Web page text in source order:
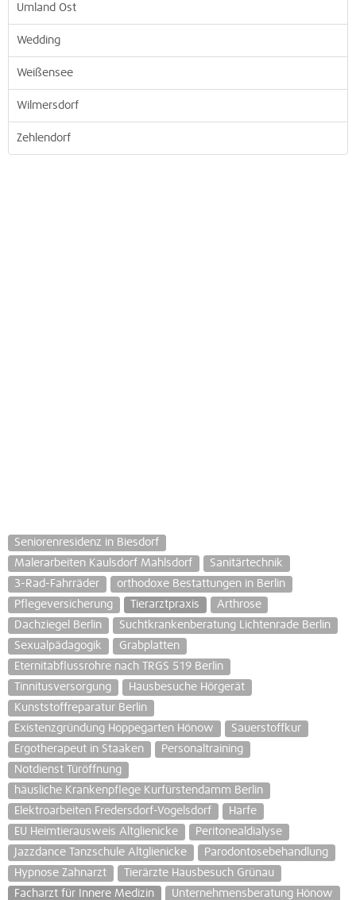
Umland Ost
Wedding
Weißensee
Wilmersdorf
Zehlendorf
Seniorenresidenz in Biesdorf
Malerarbeiten Kaulsdorf Mahlsdorf
Sanitärtechnik
3-Rad-Fahrräder
orthodoxe Bestattungen in Berlin
Pflegeversicherung
Tierarztpraxis
Arthrose
Dachziegel Berlin
Suchtkrankenberatung Lichtenrade Berlin
Sexualpädagogik
Grabplatten
Eternitabflussrohre nach TRGS 519 Berlin
Tinnitusversorgung
Hausbesuche Hörgerät
Kunststoffreparatur Berlin
Existenzgründung Hoppegarten Hönow
Sauerstoffkur
Ergotherapeut in Staaken
Personaltraining
Notdienst Türöffnung
häusliche Krankenpflege Kurfürstendamm Berlin
Elektroarbeiten Fredersdorf-Vogelsdorf
Harfe
EU Heimtierausweis Altglienicke
Peritonealdialyse
Jazzdance Tanzschule Altglienicke
Parodontosebehandlung
Hypnose Zahnarzt
Tierärzte Hausbesuch Grünau
Facharzt für Innere Medizin
Unternehmensberatung Hönow